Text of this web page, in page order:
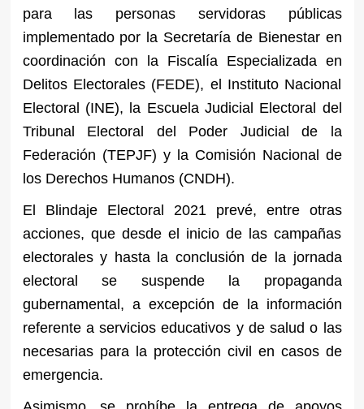
para las personas servidoras públicas
implementado por la Secretaría de Bienestar en
coordinación con la Fiscalía Especializada en
Delitos Electorales (FEDE), el Instituto Nacional
Electoral (INE), la Escuela Judicial Electoral del
Tribunal Electoral del Poder Judicial de la
Federación (TEPJF) y la Comisión Nacional de
los Derechos Humanos (CNDH).
El Blindaje Electoral 2021 prevé, entre otras
acciones, que desde el inicio de las campañas
electorales y hasta la conclusión de la jornada
electoral se suspende la propaganda
gubernamental, a excepción de la información
referente a servicios educativos y de salud o las
necesarias para la protección civil en casos de
emergencia.